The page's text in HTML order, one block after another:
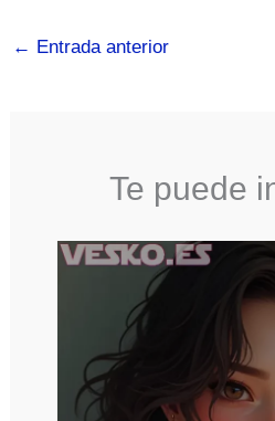
← Entrada anterior
Te puede